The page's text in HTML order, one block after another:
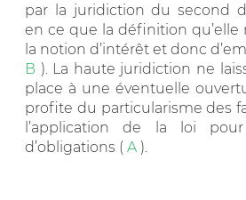
par la juridiction du second
en ce que la définition qu’elle
la notion d’intérêt et donc
B ). La haute juridiction ne
place à une éventuelle
profite du particularisme des
l’application de la loi
d’obligations ( A ).